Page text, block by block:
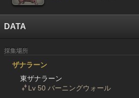
DATA
採集場所
ザナラーン
東ザナラーン
Lv 50 バーニングウォール